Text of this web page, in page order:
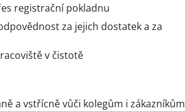
registrační pokladnu
za jejich dostatek a za
v čistotě
a vstřícně vůči kolegům i zákazníkům